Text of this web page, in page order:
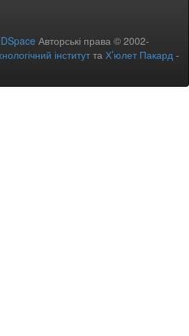
Авторські права © 2002-
інститутта Х’юлет Пакард -